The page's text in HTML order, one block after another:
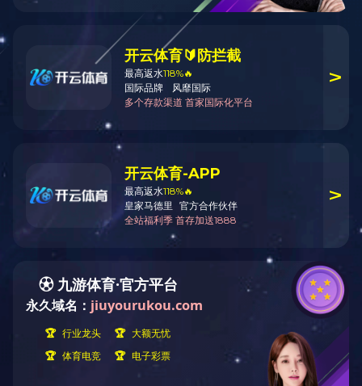
国）官方网站
国家类获奖工程
房屋建筑精品工程
市政公用典型工程
政府类代建工程